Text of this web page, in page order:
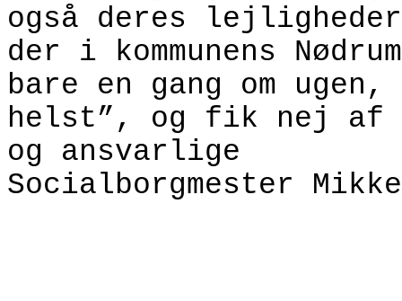
også deres
der i kommunens
bare en gang om ugen,
helst”, og fik nej af
og ansvarlige
Socialborgmester